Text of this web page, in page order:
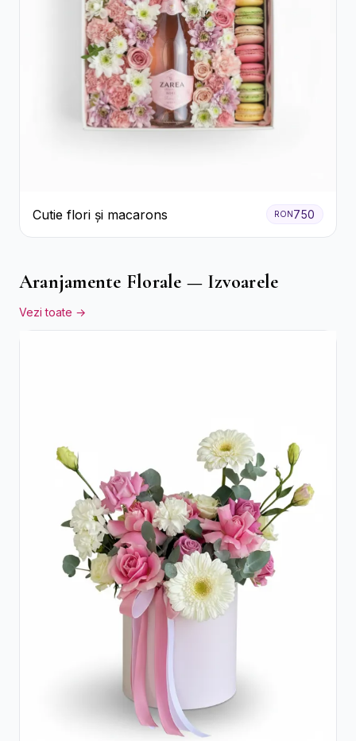
Cutie flori și macarons RON 750
Aranjamente Florale — Izvoarele
Vezi toate →